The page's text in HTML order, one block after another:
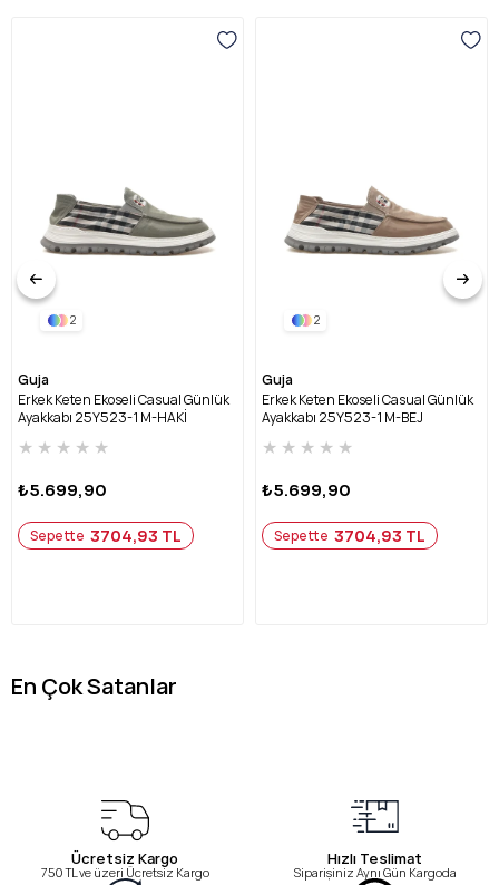
2
Guja
Erkek Keten Ekoseli Casual Günlük
Ayakkabı 25Y523-1 M-HAKİ
★ ★ ★ ★ ★
₺5.699,90
Sepette 3704,93 TL
2
Guja
Erkek Keten Ekoseli Casual Günlük
Ayakkabı 25Y523-1 M-BEJ
★ ★ ★ ★ ★
₺5.699,90
Sepette 3704,93 TL
En Çok Satanlar
Ücretsiz Kargo
750 TL ve üzeri Ücretsiz Kargo
Hızlı Teslimat
Siparişiniz Aynı Gün Kargoda